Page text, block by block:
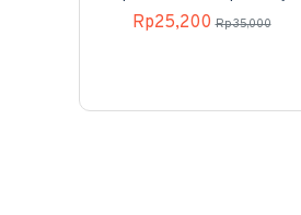
Dini
Rp25,200 Rp35,000